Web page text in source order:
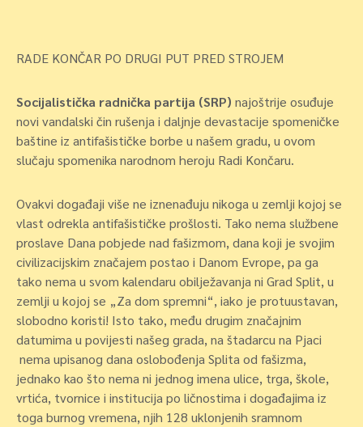
RADE KONČAR PO DRUGI PUT PRED STROJEM
Socijalistička radnička partija (SRP) najoštrije osuđuje
novi vandalski čin rušenja i daljnje devastacije spomeničke
baštine iz antifašističke borbe u našem gradu, u ovom
slučaju spomenika narodnom heroju Radi Končaru.
Ovakvi događaji više ne iznenađuju nikoga u zemlji kojoj se
vlast odrekla antifašističke prošlosti. Tako nema službene
proslave Dana pobjede nad fašizmom, dana koji je svojim
civilizacijskim značajem postao i Danom Evrope, pa ga
tako nema u svom kalendaru obilježavanja ni Grad Split, u
zemlji u kojoj se „Za dom spremni“, iako je protuustavan,
slobodno koristi! Isto tako, među drugim značajnim
datumima u povijesti našeg grada, na štadarcu na Pjaci
nema upisanog dana oslobođenja Splita od fašizma,
jednako kao što nema ni jednog imena ulice, trga, škole,
vrtića, tvornice i institucija po ličnostima i događajima iz
toga burnog vremena, njih 128 uklonjenih sramnom